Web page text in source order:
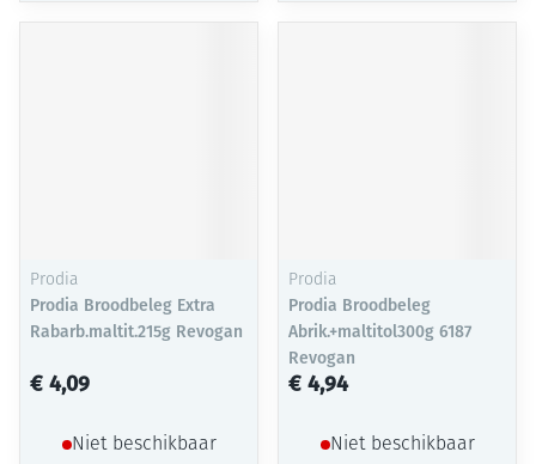
Prodia
Prodia Broodbeleg Extra
Rabarb.maltit.215g Revogan
€ 4,09
Niet beschikbaar
Prodia
Prodia Broodbeleg
Abrik.+maltitol300g 6187
Revogan
€ 4,94
Niet beschikbaar